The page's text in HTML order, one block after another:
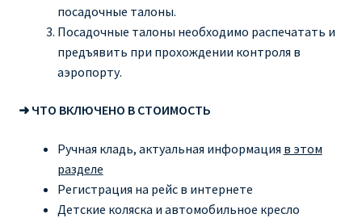
посадочные талоны.
Посадочные талоны необходимо распечатать и
предъявить при прохождении контроля в
аэропорту.
➜ ЧТО ВКЛЮЧЕНО В СТОИМОСТЬ
Ручная кладь, актуальная информация в этом
разделе
Регистрация на рейс в интернете
Детские коляска и автомобильное кресло